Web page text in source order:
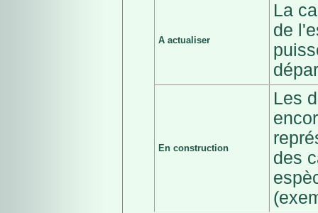
A actualiser
La
de
En construction
Les
des